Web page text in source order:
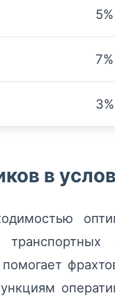
в
транспортных